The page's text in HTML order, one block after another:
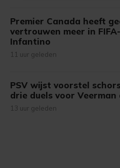
gemaakte keuze altijd wijzigen
Premier Canada heeft
vertrouwen meer in
Infantino
11 uur geleden
PSV wijst voorstel
drie duels voor Veerman
13 uur geleden